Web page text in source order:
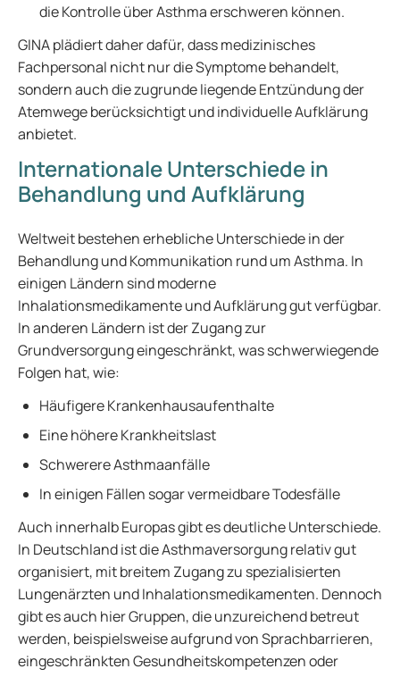
die Kontrolle über Asthma erschweren können.
GINA plädiert daher dafür, dass medizinisches
Fachpersonal nicht nur die Symptome behandelt,
sondern auch die zugrunde liegende Entzündung der
Atemwege berücksichtigt und individuelle Aufklärung
anbietet.
Internationale Unterschiede in
Behandlung und Aufklärung
Weltweit bestehen erhebliche Unterschiede in der
Behandlung und Kommunikation rund um Asthma. In
einigen Ländern sind moderne
Inhalationsmedikamente und Aufklärung gut verfügbar.
In anderen Ländern ist der Zugang zur
Grundversorgung eingeschränkt, was schwerwiegende
Folgen hat, wie:
Häufigere Krankenhausaufenthalte
Eine höhere Krankheitslast
Schwerere Asthmaanfälle
In einigen Fällen sogar vermeidbare Todesfälle
Auch innerhalb Europas gibt es deutliche Unterschiede.
In Deutschland ist die Asthmaversorgung relativ gut
organisiert, mit breitem Zugang zu spezialisierten
Lungenärzten und Inhalationsmedikamenten. Dennoch
gibt es auch hier Gruppen, die unzureichend betreut
werden, beispielsweise aufgrund von Sprachbarrieren,
eingeschränkten Gesundheitskompetenzen oder